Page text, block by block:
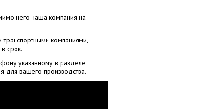
него наша компания на
компаниями,
срок.
указанному в разделе
для вашего производства.